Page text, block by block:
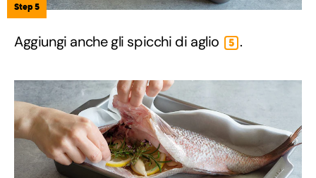
Step 5
Aggiungi anche gli spicchi di aglio 5 .